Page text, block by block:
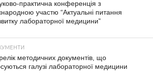
практична конференція з
участю “Актуальні питання
лабораторної медицини”
методичних документів, що
галузі лабораторної медицини